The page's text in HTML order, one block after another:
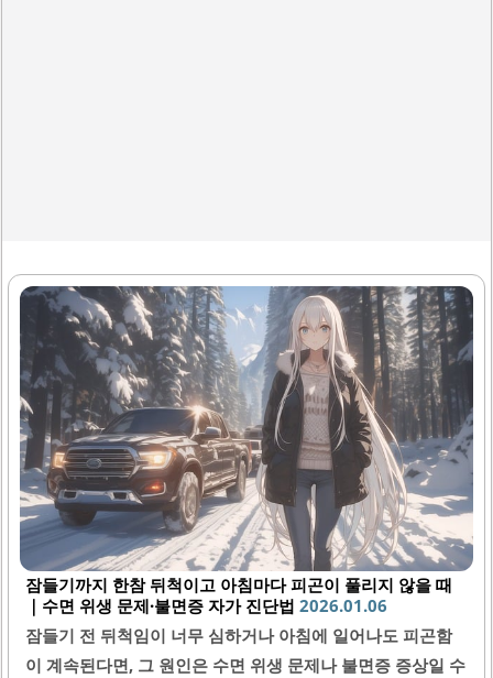
잠들기까지 한참 뒤척이고 아침마다 피곤이 풀리지 않을 때
｜수면 위생 문제·불면증 자가 진단법 2026.01.06
잠들기 전 뒤척임이 너무 심하거나 아침에 일어나도 피곤함
이 계속된다면, 그 원인은 수면 위생 문제나 불면증 증상일 수